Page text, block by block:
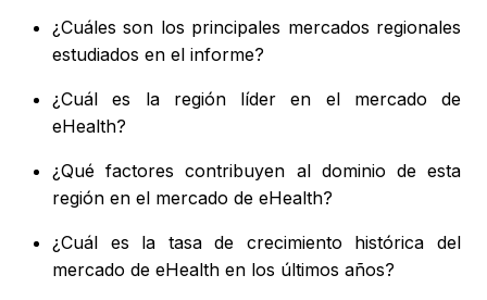
¿Cuáles son los principales mercados regionales
estudiados en el informe?
¿Cuál es la región líder en el mercado de
eHealth?
¿Qué factores contribuyen al dominio de esta
región en el mercado de eHealth?
¿Cuál es la tasa de crecimiento histórica del
mercado de eHealth en los últimos años?